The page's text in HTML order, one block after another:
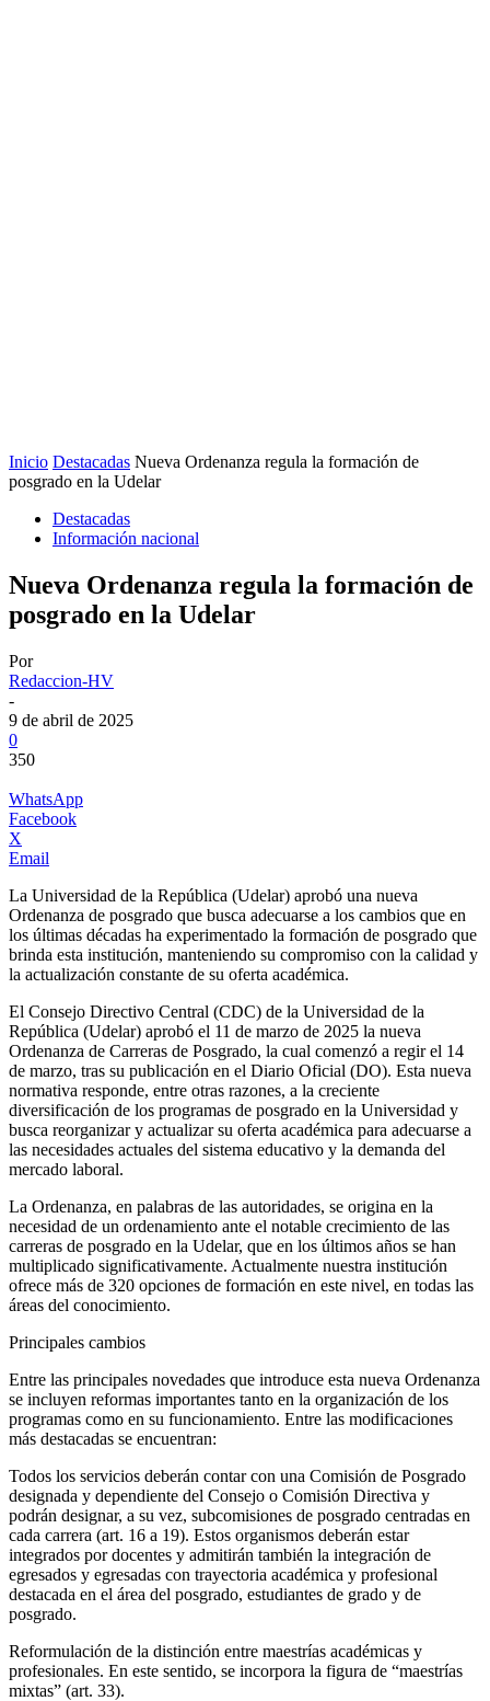
Inicio Destacadas Nueva Ordenanza regula la formación de
posgrado en la Udelar
Destacadas
Información nacional
Nueva Ordenanza regula la formación de
posgrado en la Udelar
Por
Redaccion-HV
-
9 de abril de 2025
0
350
WhatsApp
Facebook
X
Email
La Universidad de la República (Udelar) aprobó una nueva
Ordenanza de posgrado que busca adecuarse a los cambios que en
los últimas décadas ha experimentado la formación de posgrado que
brinda esta institución, manteniendo su compromiso con la calidad y
la actualización constante de su oferta académica.
El Consejo Directivo Central (CDC) de la Universidad de la
República (Udelar) aprobó el 11 de marzo de 2025 la nueva
Ordenanza de Carreras de Posgrado, la cual comenzó a regir el 14
de marzo, tras su publicación en el Diario Oficial (DO). Esta nueva
normativa responde, entre otras razones, a la creciente
diversificación de los programas de posgrado en la Universidad y
busca reorganizar y actualizar su oferta académica para adecuarse a
las necesidades actuales del sistema educativo y la demanda del
mercado laboral.
La Ordenanza, en palabras de las autoridades, se origina en la
necesidad de un ordenamiento ante el notable crecimiento de las
carreras de posgrado en la Udelar, que en los últimos años se han
multiplicado significativamente. Actualmente nuestra institución
ofrece más de 320 opciones de formación en este nivel, en todas las
áreas del conocimiento.
Principales cambios
Entre las principales novedades que introduce esta nueva Ordenanza
se incluyen reformas importantes tanto en la organización de los
programas como en su funcionamiento. Entre las modificaciones
más destacadas se encuentran:
Todos los servicios deberán contar con una Comisión de Posgrado
designada y dependiente del Consejo o Comisión Directiva y
podrán designar, a su vez, subcomisiones de posgrado centradas en
cada carrera (art. 16 a 19). Estos organismos deberán estar
integrados por docentes y admitirán también la integración de
egresados y egresadas con trayectoria académica y profesional
destacada en el área del posgrado, estudiantes de grado y de
posgrado.
Reformulación de la distinción entre maestrías académicas y
profesionales. En este sentido, se incorpora la figura de “maestrías
mixtas” (art. 33).